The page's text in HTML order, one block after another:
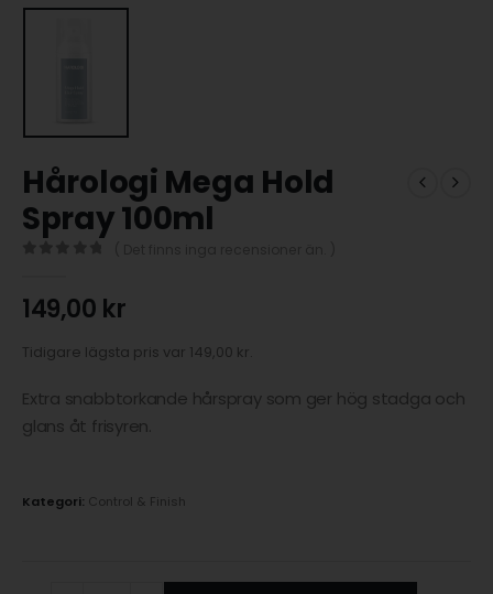
Hårologi Mega Hold
Spray 100ml
149,00 kr
Tidigare lägsta pris var 149,00 kr
Extra snabbtorkande hårspray som ger hög stadga och
glans åt frisyren.
Kategori: Control & Finish